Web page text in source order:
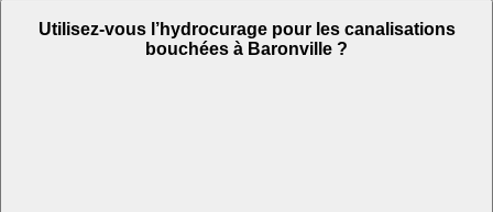
Utilisez-vous l’hydrocurage pour les canalisations
bouchées à Baronville ?